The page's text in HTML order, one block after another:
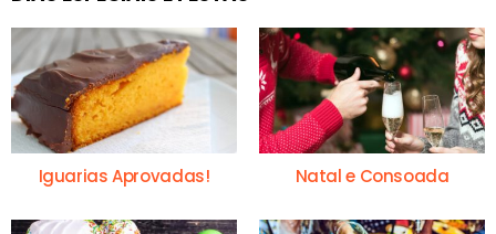
Iguarias Aprovadas! Natal e Consoada